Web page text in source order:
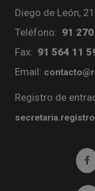
Diego de León,
Teléfono: 91
Fax: 91 564 11
Email:
Registro de